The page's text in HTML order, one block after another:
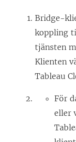
Bridge-
koppling
tjänsten
Klienten
Tableau
För
eller